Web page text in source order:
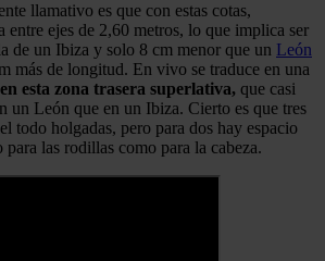
llamativo es que con estas cotas,
entre ejes de 2,60 metros, lo que implica ser
de un Ibiza y solo 8 cm menor que un León
más de longitud. En vivo se traduce en una
esta zona trasera superlativa, que casi
un León que en un Ibiza. Cierto es que tres
todo holgadas, pero para dos hay espacio
para las rodillas como para la cabeza.